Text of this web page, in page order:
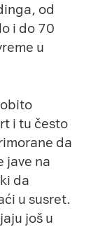
od
i do 70
u
i tu često
da
jave na
da
u susret.
još u